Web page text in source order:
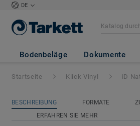
DE
Bodenbeläge Dokumente
iD Naturals
Startseite Klick Vinyl iD
BESCHREIBUNG FORMATE
ERFAHREN SIE MEHR